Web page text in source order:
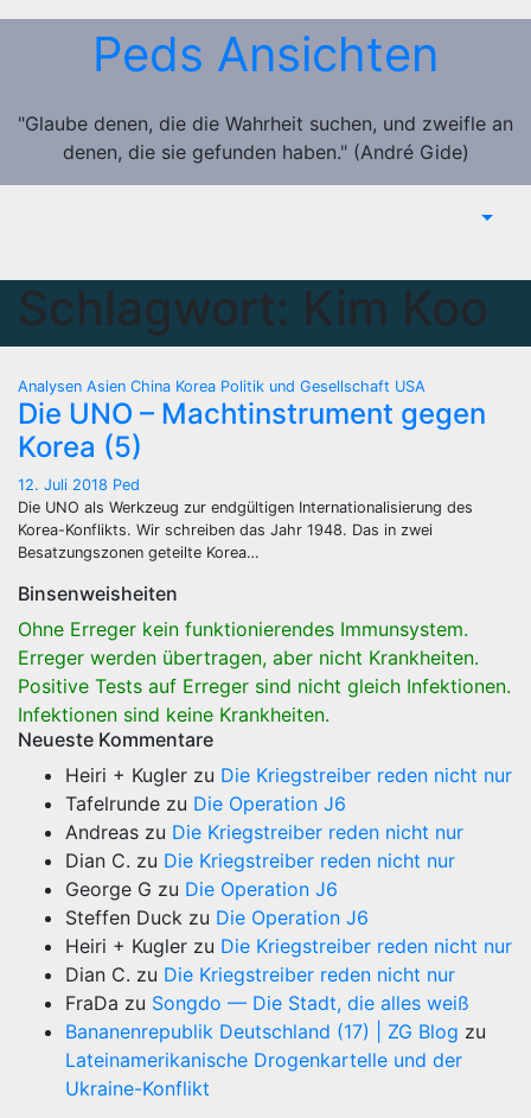
Zum
Peds Ansichten
"Glaube denen, die die Wahrheit suchen, und zweifle an
denen, die sie gefunden haben." (André Gide)
Schlagwort: Kim Koo
Analysen Asien China Korea Politik und Gesellschaft USA
Die UNO – Machtinstrument gegen
Korea (5)
12. Juli 2018 Ped
Die UNO als Werkzeug zur endgültigen Internationalisierung des
Korea-Konflikts. Wir schreiben das Jahr 1948. Das in zwei
Besatzungszonen geteilte Korea…
Binsenweisheiten
Ohne Erreger kein funktionierendes Immunsystem.
Erreger werden übertragen, aber nicht Krankheiten.
Positive Tests auf Erreger sind nicht gleich Infektionen.
Infektionen sind keine Krankheiten.
Neueste Kommentare
Heiri + Kugler zu Die Kriegstreiber reden nicht nur
Tafelrunde zu Die Operation J6
Andreas zu Die Kriegstreiber reden nicht nur
Dian C. zu Die Kriegstreiber reden nicht nur
George G zu Die Operation J6
Steffen Duck zu Die Operation J6
Heiri + Kugler zu Die Kriegstreiber reden nicht nur
Dian C. zu Die Kriegstreiber reden nicht nur
FraDa zu Songdo — Die Stadt, die alles weiß
Bananenrepublik Deutschland (17) | ZG Blog zu
Lateinamerikanische Drogenkartelle und der
Ukraine-Konflikt